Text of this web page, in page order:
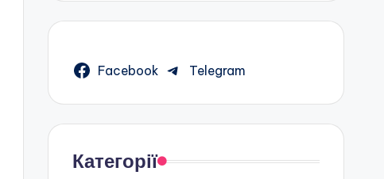
Facebook Telegram
Категорії